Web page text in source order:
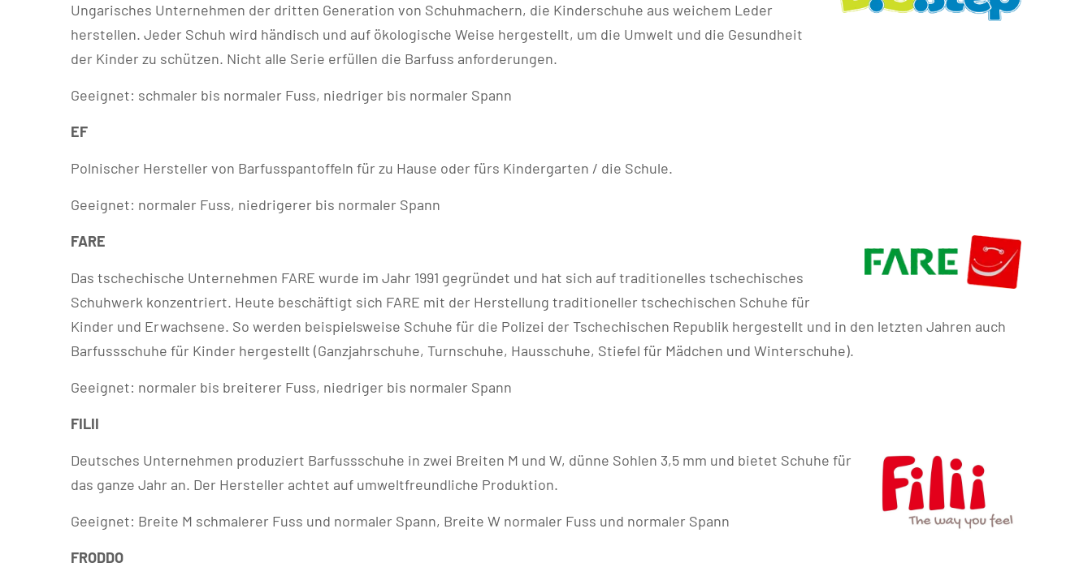
Ungarisches Unternehmen der dritten Generation von Schuhmachern, die Kinderschuhe aus weichem Leder
herstellen. Jeder Schuh wird händisch und auf ökologische Weise hergestellt, um die Umwelt und die Gesundheit
der Kinder zu schützen. Nicht alle Serie erfüllen die Barfuss anforderungen.
Geeignet: schmaler bis normaler Fuss, niedriger bis normaler Spann
EF
Polnischer Hersteller von Barfusspantoffeln für zu Hause oder fürs Kindergarten / die Schule.
Geeignet: normaler Fuss, niedrigerer bis normaler Spann
FARE
Das tschechische Unternehmen FARE wurde im Jahr 1991 gegründet und hat sich auf traditionelles tschechisches
Schuhwerk konzentriert. Heute beschäftigt sich FARE mit der Herstellung traditioneller tschechischen Schuhe für
Kinder und Erwachsene. So werden beispielsweise Schuhe für die Polizei der Tschechischen Republik hergestellt und in den letzten Jahren auch
Barfussschuhe für Kinder hergestellt (Ganzjahrschuhe, Turnschuhe, Hausschuhe, Stiefel für Mädchen und Winterschuhe).
Geeignet: normaler bis breiterer Fuss, niedriger bis normaler Spann
FILII
Deutsches Unternehmen produziert Barfussschuhe in zwei Breiten M und W, dünne Sohlen 3,5 mm und bietet Schuhe für
das ganze Jahr an. Der Hersteller achtet auf umweltfreundliche Produktion.
Geeignet: Breite M schmalerer Fuss und normaler Spann, Breite W normaler Fuss und normaler Spann
FRODDO